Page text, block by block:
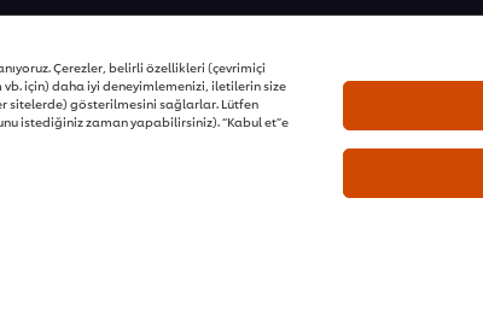
Çerezler, belirli özellikleri (çevrimiçi
için) daha iyi deneyimlemenizi, iletilerin size
sitelerde) gösterilmesini sağlarlar. Lütfen
istediğiniz zaman yapabilirsiniz). “Kabul et”e